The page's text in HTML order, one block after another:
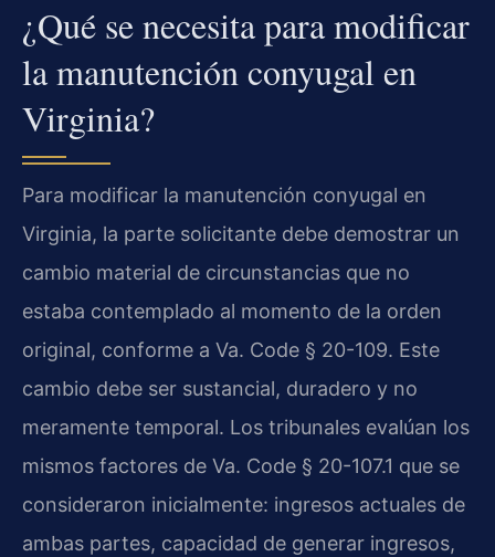
¿Qué se necesita para modificar
la manutención conyugal en
Virginia?
Para modificar la manutención conyugal en
Virginia, la parte solicitante debe demostrar un
cambio material de circunstancias que no
estaba contemplado al momento de la orden
original, conforme a Va. Code § 20-109. Este
cambio debe ser sustancial, duradero y no
meramente temporal. Los tribunales evalúan los
mismos factores de Va. Code § 20-107.1 que se
consideraron inicialmente: ingresos actuales de
ambas partes, capacidad de generar ingresos,